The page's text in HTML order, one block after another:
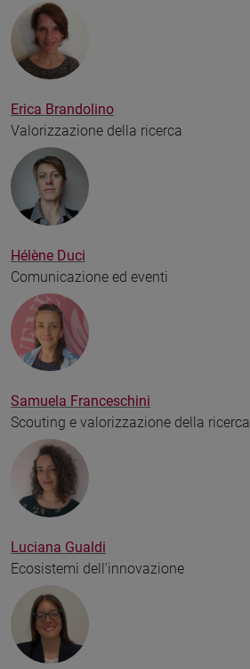
Erica Brandolino
Valorizzazione della ricerca
Hélène Duci
Comunicazione ed eventi
Samuela Franceschini
Scouting e valorizzazione della ricerca
Luciana Gualdi
Ecosistemi dell'innovazione